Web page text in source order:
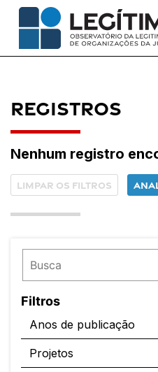
Pular
para
conteúdo
Registros
Nenhum registro
Limpar os filtros
Filtros
Anos de publicação
Projetos